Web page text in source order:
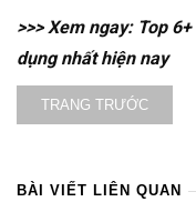
>>> Xem ngay: Top 6+
dụng nhất hiện nay
TRANG TRƯỚC
BÀI VIẾT LIÊN QUAN